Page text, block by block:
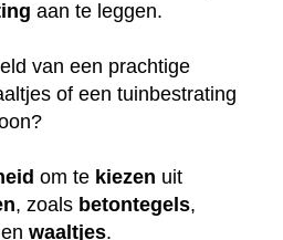
aan te leggen.
van een prachtige
of een tuinbestrating
om te kiezen uit
, zoals betontegels,
en waaltjes.